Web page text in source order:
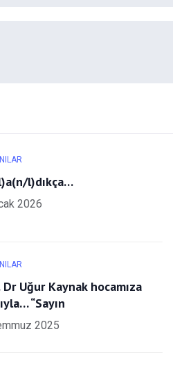
l)dıkça…
2026
Dr Uğur Kaynak hocamıza
“Sayın
2025